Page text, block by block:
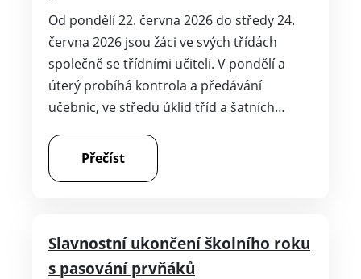
Od pondělí 22. června 2026 do středy 24.
června 2026 jsou žáci ve svých třídách
společně se třídními učiteli. V pondělí a
úterý probíhá kontrola a předávání
učebnic, ve středu úklid tříd a šatních…
Přečíst
Slavnostní ukončení školního roku
s pasování prvňáků